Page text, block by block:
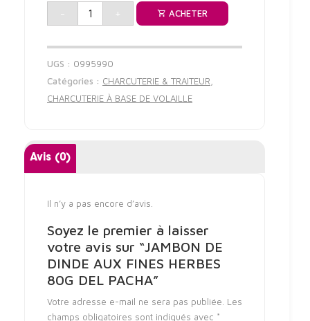
- + ACHETER
UGS : 0995990
Catégories : CHARCUTERIE & TRAITEUR
CHARCUTERIE À BASE DE VOLAILLE
Avis (0)
Il n’y a pas encore d’avis.
Soyez le premier à laisser
votre avis sur “JAMBON DE
DINDE AUX FINES HERBES
80G DEL PACHA”
Votre adresse e-mail ne sera pas publiée. Les
champs obligatoires sont indiqués avec *